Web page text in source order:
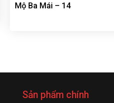
Mộ Ba Mái – 14
Sản phẩm chính